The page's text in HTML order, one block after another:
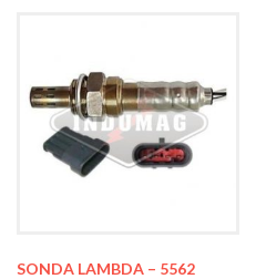
SONDA LAMBDA – 5562